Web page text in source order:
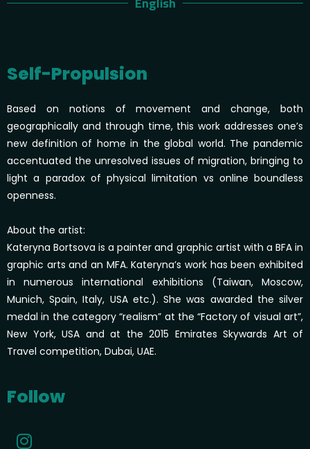
Self-Propulsion
Based on notions of movement and change, both
geographically and through time, this work addresses one’s
new definition of home in the global world. The pandemic
accentuated the unresolved issues of migration, bringing to
light a paradox of physical limitation vs online boundless
openness.
About the artist:
Kateryna Bortsova is a painter and graphic artist with a BFA in
graphic arts and an MFA. Kateryna’s work has been exhibited
in numerous international exhibitions (Taiwan, Moscow,
Munich, Spain, Italy, USA etc.). She was awarded the silver
medal in the category “realism” at the “Factory of visual art”,
New York, USA and at the 2015 Emirates Skywards Art of
Travel competition, Dubai, UAE.
Follow